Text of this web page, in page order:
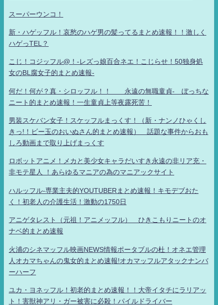
スーパーウンコ！
新・ハゲッフル！哀愁のハゲ男の髪ってるまとめ速報！！激しく
ハゲっTEL？
こじ！コジッフル@！-レズっ娘百合ネエ！こじらせ！50独身処
女のBL腐女子的まとめ速報-
何だ！何が？真・シロッフル！！ 永遠の無職童貞- ぼっちな
ニート的まとめ速報！一生童貞上等夜露死苦！
男装スケバン女子！スケッフルまっくす！（新・ナンノひゃくし
きっ!！ビー玉のおいぬさん的まとめ速報） 話題な事件からおも
しろ動画まで取り上げまっくす
ロボットアニメ！メカと美少女キャラだいすき永遠の非リア充・
非モテ星人 ！あらゆるマニアの為のマニアックサイト
ハルッフル-専業主夫的YOUTUBERまとめ速報！キモデブおた
く！初老人の介護生活！激動の1750日
アニゲタレスト（元祖！アニメッフル） ひきこもりニートのオ
ナベ的まとめ速報
火浦のシネマッフル映画NEWS情報ポータブルの杜！オネエ管理
人オカマちゃんの鬼女的まとめ速報!オカマッフルアタックナンバ
ーハーフ
ユカ・ヨネッフル！初老的まとめ速報！！大帝イタチにラリアッ
ト！害獣神アリ・ガー被害に必殺！パイルドライバー